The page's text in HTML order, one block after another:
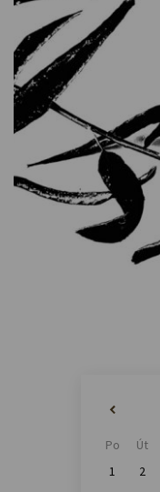
Po Út
1
2